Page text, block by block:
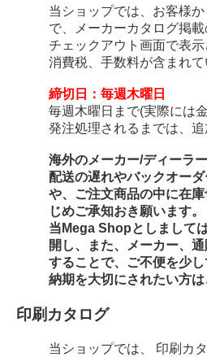
当ショップでは、お客様
で、メーカーカタログ掲
チェックアウト画面で表
消費税、手数料が含まれて
締切日：毎週木曜日
毎週木曜日まで(実際には
発注処理されるまでは、
海外のメーカー/ディーラ
配送の遅れやバックオー
や、ご注文商品の中に在
じめご承知おき願います。
当Mega Shopとしまして
開し、また、メーカー、
することで、ご不便を少
納期を大切にされたい方
印刷カタログ
当ショップでは、 印刷カ